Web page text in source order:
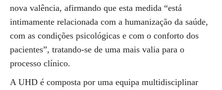
nova valência, afirmando que esta medida “está
intimamente relacionada com a humanização da saúde,
com as condições psicológicas e com o conforto dos
pacientes”, tratando-se de uma mais valia para o
processo clínico.
A UHD é composta por uma equipa multidisciplinar